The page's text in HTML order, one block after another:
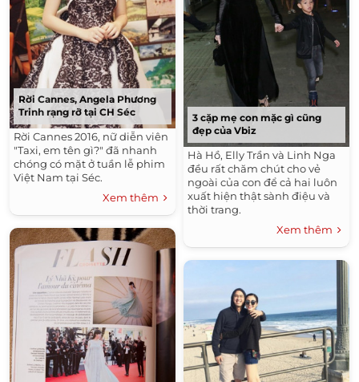
Rời Cannes, Angela Phương
Trinh rạng rỡ tại CH Séc
Rời Cannes 2016, nữ diễn viên
"Taxi, em tên gì?" đã nhanh
chóng có mặt ở tuần lễ phim
Việt Nam tại Séc.
Xem thêm
3 cặp mẹ con mặc gì cũng
đẹp của Vbiz
Hà Hồ, Elly Trần và Linh Nga
đều rất chăm chút cho vẻ
ngoài của con để cả hai luôn
xuất hiện thật sành điệu và
thời trang.
Xem thêm